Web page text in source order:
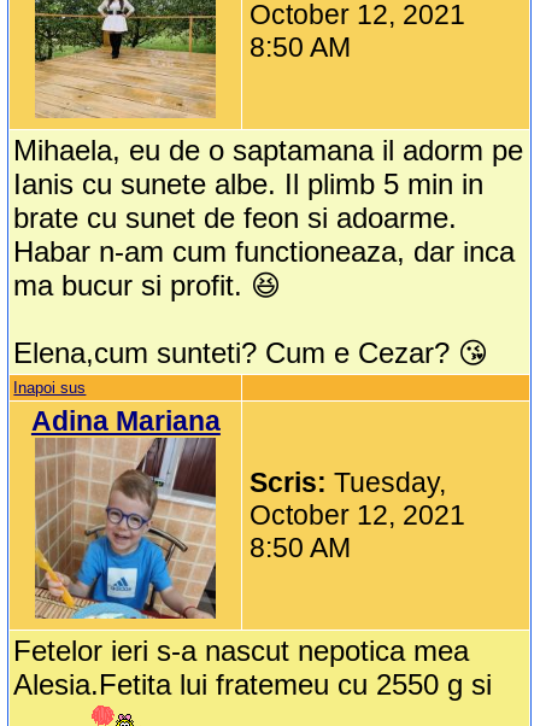
October 12, 2021
8:50 AM
Mihaela, eu de o saptamana il adorm pe
Ianis cu sunete albe. Il plimb 5 min in
brate cu sunet de feon si adoarme.
Habar n-am cum functioneaza, dar inca
ma bucur si profit. 😆
Elena,cum sunteti? Cum e Cezar? 😘
Inapoi sus
Adina Mariana
Scris:Tuesday,
October 12, 2021
8:50 AM
Fetelor ieri s-a nascut nepotica mea
Alesia.Fetita lui fratemeu cu 2550 g si